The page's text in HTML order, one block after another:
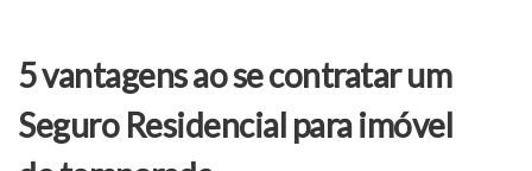
5 vantagens ao se contratar um
Seguro Residencial para imóvel